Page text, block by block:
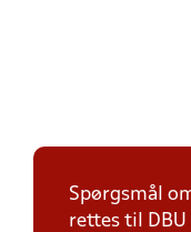
Spørgsmål
rettes til